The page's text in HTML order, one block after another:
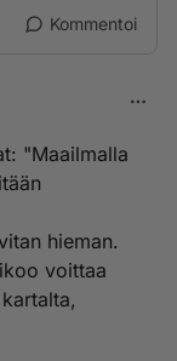
Kommentoi
"Maailmalla
hieman.
voittaa